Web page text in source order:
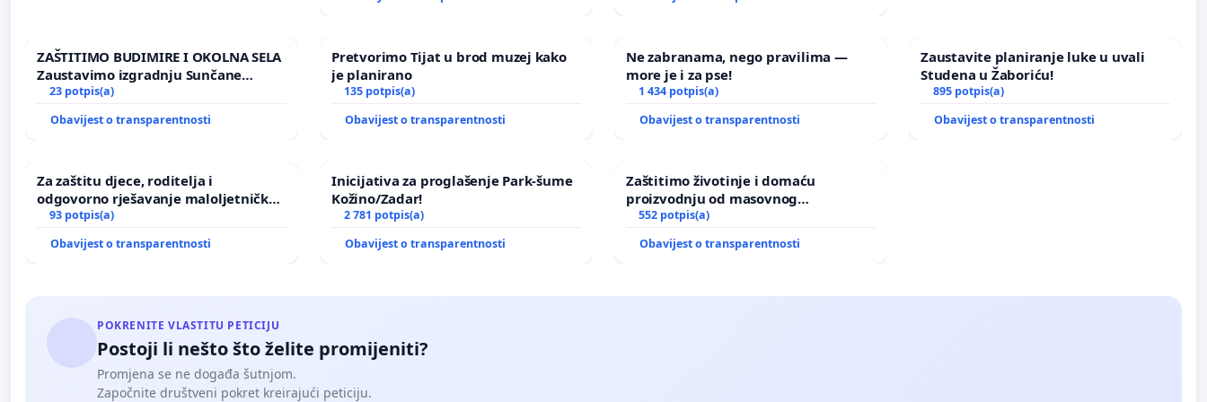
ZAŠTITIMO BUDIMIRE I OKOLNA SELA
Zaustavimo izgradnju Sunčane
elektrane Vedrine na području
Ugljana
23 potpis(a)
Obavijest o transparentnosti
Pretvorimo Tijat u brod muzej kako
je planirano
135 potpis(a)
Obavijest o transparentnosti
Ne zabranama, nego pravilima —
more je i za pse!
1 434 potpis(a)
Obavijest o transparentnosti
Zaustavite planiranje luke u uvali
Studena u Žaboriću!
895 potpis(a)
Obavijest o transparentnosti
Za zaštitu djece, roditelja i
odgovorno rješavanje maloljetničkog
nasilja
93 potpis(a)
Obavijest o transparentnosti
Inicijativa za proglašenje Park-šume
Kožino/Zadar!
2 781 potpis(a)
Obavijest o transparentnosti
Zaštitimo životinje i domaću
proizvodnju od masovnog
uništavanja zbog afričke svinjske
kuge
552 potpis(a)
Obavijest o transparentnosti
POKRENITE VLASTITU PETICIJU
Postoji li nešto što želite promijeniti?
Promjena se ne događa šutnjom.
Započnite društveni pokret kreirajući peticiju.